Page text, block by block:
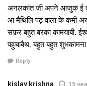
प्रकाशनक बाटे तकै अछि।
अहाँ? कविता सनक जे किछु
थिक। बेसी सँ बेसी
थोड़ अछि। वैचारिक आ
आलोचनात्‍मक लेख सेहो।
मे एक टा उपन्‍यास पूरा
अनलकांत जी अपने आजुक ई
आ मैथिलि पढ़ वाला के कमी
सफ़र बहुत बरका कामयाबी.
पहुचाबैथ. बहुत बहुत
Reply
kislay krishna